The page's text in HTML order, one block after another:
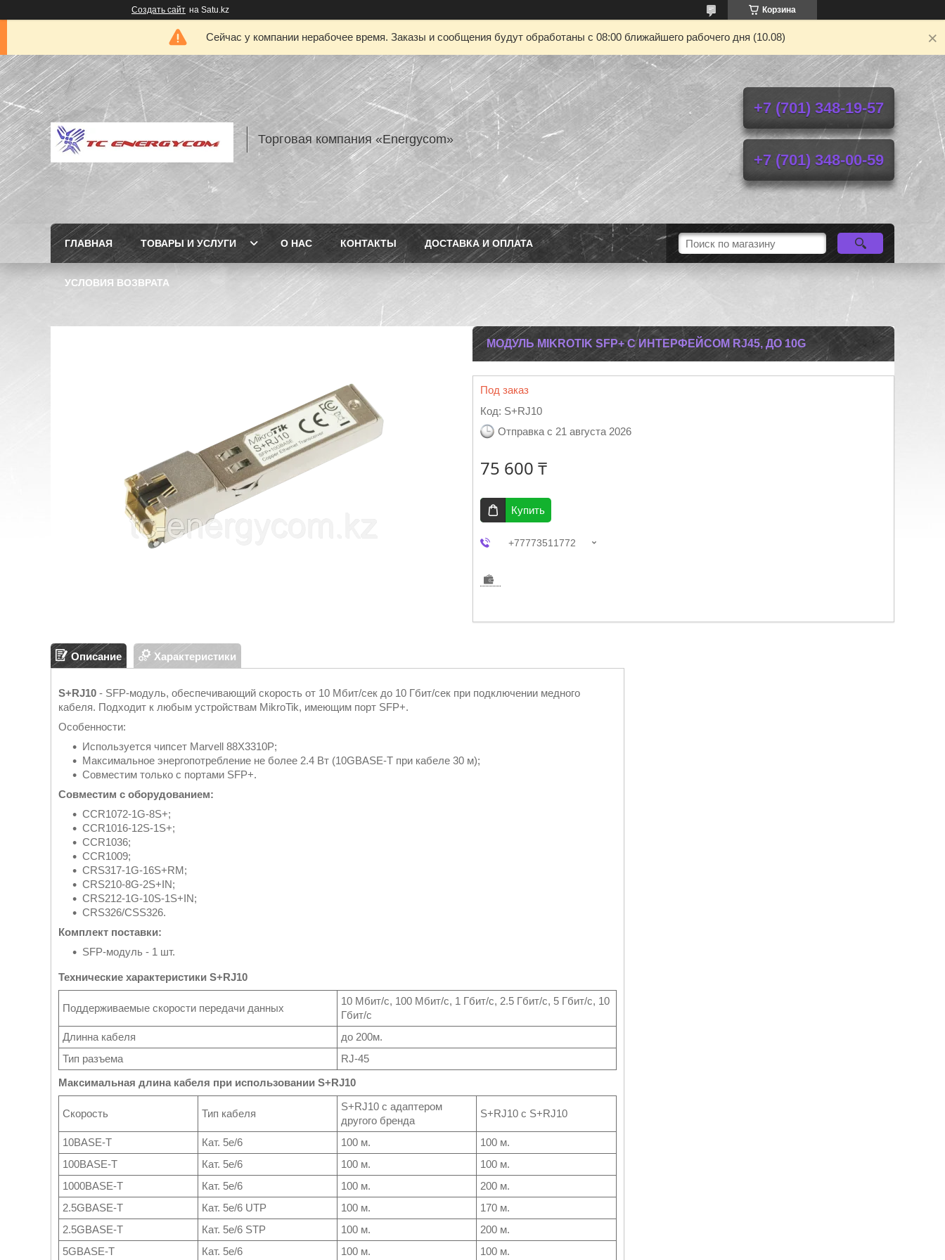
Создать сайт на Satu.kz Корзина
Сейчас у компании нерабочее время. Заказы и сообщения будут обработаны с 08:00 ближайшего рабочего дня (10.08)
Торговая компания «Energycom»
+7 (701) 348-19-57
+7 (701) 348-00-59
ГЛАВНАЯ ТОВАРЫ И УСЛУГИ О НАС КОНТАКТЫ ДОСТАВКА И ОПЛАТА
УСЛОВИЯ ВОЗВРАТА
МОДУЛЬ MIKROTIK SFP+ С ИНТЕРФЕЙСОМ RJ45, ДО 10G
Под заказ
Код: S+RJ10
Отправка с 21 августа 2026
75 600 ₸
Купить
+77773511772
Описание Характеристики
S+RJ10 - SFP-модуль, обеспечивающий скорость от 10 Мбит/сек до 10 Гбит/сек при подключении медного
кабеля. Подходит к любым устройствам MikroTik, имеющим порт SFP+.
Особенности:
Используется чипсет Marvell 88X3310P;
Максимальное энергопотребление не более 2.4 Вт (10GBASE-T при кабеле 30 м);
Совместим только с портами SFP+.
Совместим с оборудованием:
CCR1072-1G-8S+;
CCR1016-12S-1S+;
CCR1036;
CCR1009;
CRS317-1G-16S+RM;
CRS210-8G-2S+IN;
CRS212-1G-10S-1S+IN;
CRS326/CSS326.
Комплект поставки:
SFP-модуль - 1 шт.
Технические характеристики S+RJ10
Поддерживаемые скорости передачи данных
10 Мбит/с, 100 Мбит/с, 1 Гбит/с, 2.5 Гбит/с, 5 Гбит/с, 10
Гбит/с
Длинна кабеля
до 200м.
Тип разъема
RJ-45
Максимальная длина кабеля при использовании S+RJ10
Скорость Тип кабеля
S+RJ10 с адаптером
другого бренда
S+RJ10 с S+RJ10
10BASE-T Кат. 5e/6 100 м.
100 м.
100BASE-T
Кат. 5e/6 100 м.
100 м.
1000BASE-T
Кат. 5e/6 100 м.
200 м.
2.5GBASE-T
Кат. 5e/6 UTP 100 м.
170 м.
2.5GBASE-T
Кат. 5e/6 STP 100 м.
200 м.
5GBASE-T
Кат. 5e/6 100 м. 100 м.